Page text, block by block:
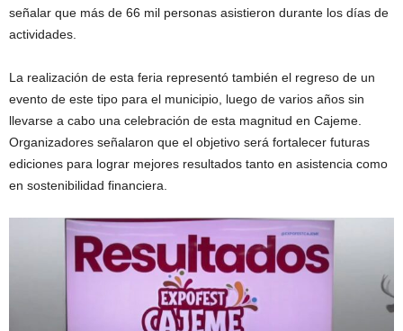
señalar que más de 66 mil personas asistieron durante los días de
actividades.
La realización de esta feria representó también el regreso de un
evento de este tipo para el municipio, luego de varios años sin
llevarse a cabo una celebración de esta magnitud en Cajeme.
Organizadores señalaron que el objetivo será fortalecer futuras
ediciones para lograr mejores resultados tanto en asistencia como
en sostenibilidad financiera.